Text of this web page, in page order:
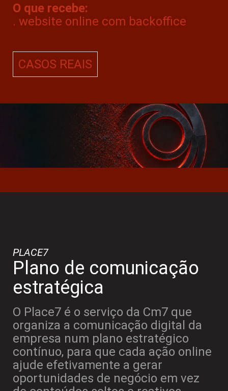
O que recebe:
. website online com backoffice
CASOS REAIS
PLACE7
Plano de comunicação
estratégica
O Place7 é o serviço da Cm7 que
organiza a comunicação digital da
empresa num plano estratégico
contínuo, para que cada ação online
ajude efetivamente a gerar
oportunidades de negócio em vez